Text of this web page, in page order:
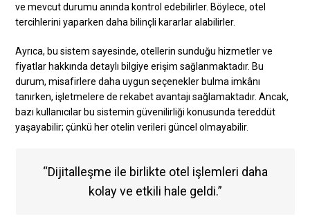
ve mevcut durumu anında kontrol edebilirler. Böylece, otel
tercihlerini yaparken daha bilinçli kararlar alabilirler.
Ayrıca, bu sistem sayesinde, otellerin sunduğu hizmetler ve
fiyatlar hakkında detaylı bilgiye erişim sağlanmaktadır. Bu
durum, misafirlere daha uygun seçenekler bulma imkânı
tanırken, işletmelere de rekabet avantajı sağlamaktadır. Ancak,
bazı kullanıcılar bu sistemin güvenilirliği konusunda tereddüt
yaşayabilir; çünkü her otelin verileri güncel olmayabilir.
“Dijitalleşme ile birlikte otel işlemleri daha
kolay ve etkili hale geldi.”